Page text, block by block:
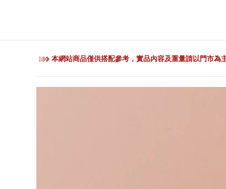
本網站商品僅供搭配參考，實品內容及重量請以門市為